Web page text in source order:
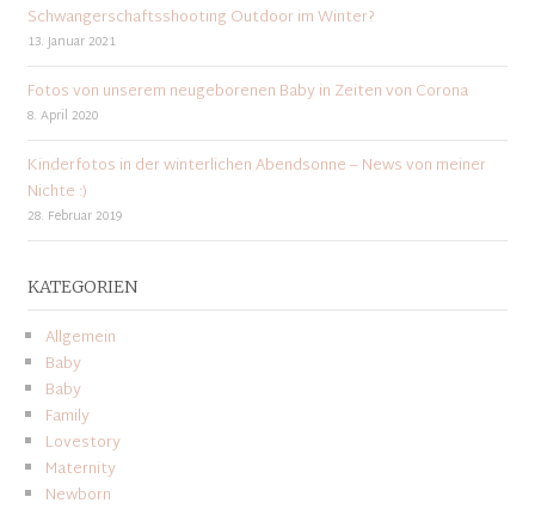
Schwangerschaftsshooting Outdoor im Winter?
13. Januar 2021
Fotos von unserem neugeborenen Baby in Zeiten von Corona
8. April 2020
Kinderfotos in der winterlichen Abendsonne – News von meiner
Nichte :)
28. Februar 2019
KATEGORIEN
Allgemein
Baby
Baby
Family
Lovestory
Maternity
Newborn